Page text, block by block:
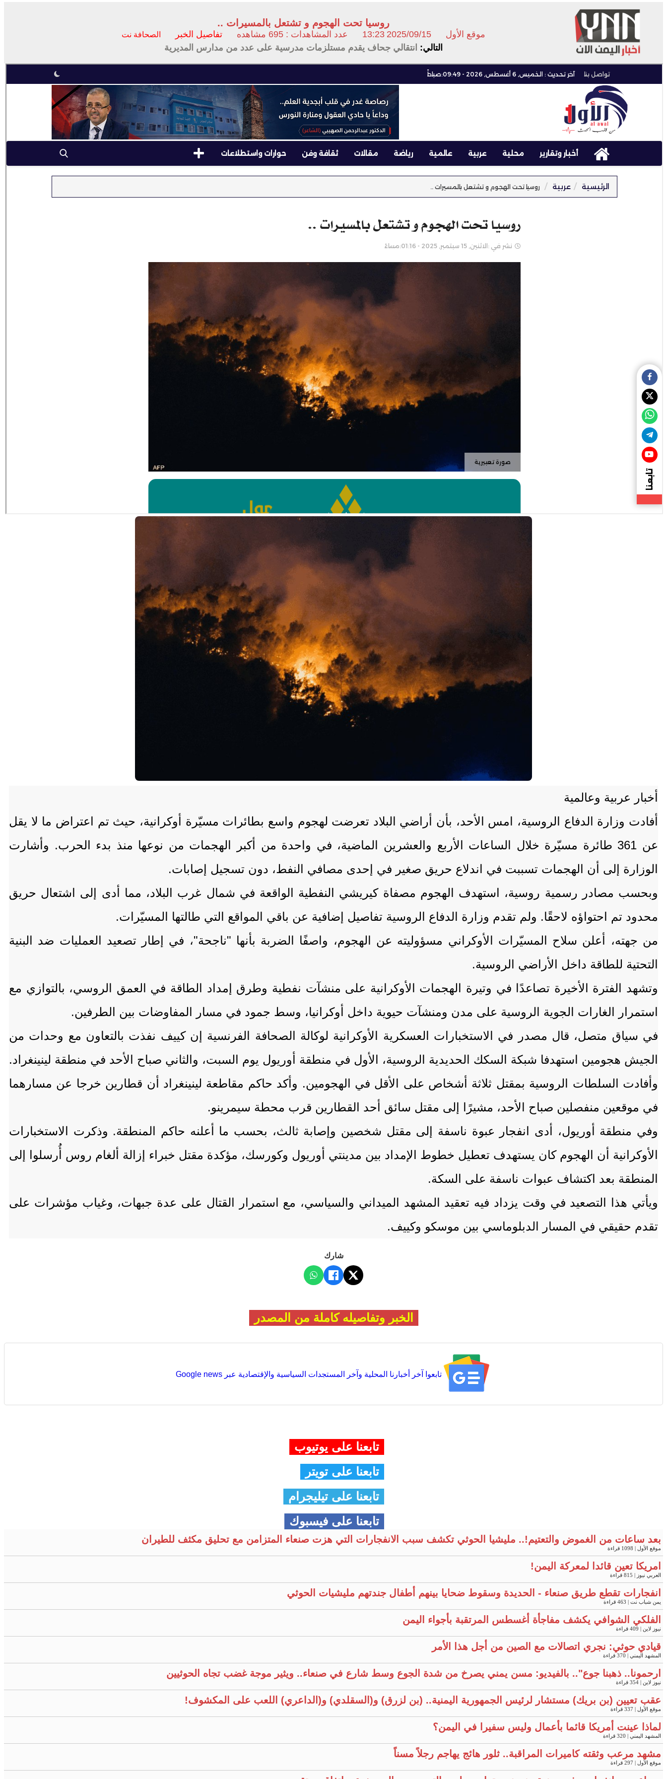
روسيا تحت الهجوم و تشتعل بالمسيرات ..
موقع الأول 2025/09/15
13:23 عدد المشاهدات : 695 مشاهده تفاصيل الخبر الصحافة نت
التالي: انتقالي جحاف يقدم مستلزمات مدرسية على عدد من مدارس المديرية
أخبار عربية وعالمية
أفادت وزارة الدفاع الروسية، امس الأحد، بأن أراضي البلاد تعرضت لهجوم واسع بطائرات مسيّرة أوكرانية، حيث تم اعتراض ما لا يقل
عن 361 طائرة مسيّرة خلال الساعات الأربع والعشرين الماضية، في واحدة من أكبر الهجمات من نوعها منذ بدء الحرب. وأشارت
الوزارة إلى أن الهجمات تسببت في اندلاع حريق صغير في إحدى مصافي النفط، دون تسجيل إصابات.
وبحسب مصادر رسمية روسية، استهدف الهجوم مصفاة كيريشي النفطية الواقعة في شمال غرب البلاد، مما أدى إلى اشتعال حريق
محدود تم احتواؤه لاحقًا. ولم تقدم وزارة الدفاع الروسية تفاصيل إضافية عن باقي المواقع التي طالتها المسيّرات.
من جهته، أعلن سلاح المسيّرات الأوكراني مسؤوليته عن الهجوم، واصفًا الضربة بأنها "ناجحة"، في إطار تصعيد العمليات ضد البنية
التحتية للطاقة داخل الأراضي الروسية.
وتشهد الفترة الأخيرة تصاعدًا في وتيرة الهجمات الأوكرانية على منشآت نفطية وطرق إمداد الطاقة في العمق الروسي، بالتوازي مع
استمرار الغارات الجوية الروسية على مدن ومنشآت حيوية داخل أوكرانيا، وسط جمود في مسار المفاوضات بين الطرفين.
في سياق متصل، قال مصدر في الاستخبارات العسكرية الأوكرانية لوكالة الصحافة الفرنسية إن كييف نفذت بالتعاون مع وحدات من
الجيش هجومين استهدفا شبكة السكك الحديدية الروسية، الأول في منطقة أوريول يوم السبت، والثاني صباح الأحد في منطقة لينينغراد.
وأفادت السلطات الروسية بمقتل ثلاثة أشخاص على الأقل في الهجومين. وأكد حاكم مقاطعة لينينغراد أن قطارين خرجا عن مسارهما
في موقعين منفصلين صباح الأحد، مشيرًا إلى مقتل سائق أحد القطارين قرب محطة سيمرينو.
وفي منطقة أوريول، أدى انفجار عبوة ناسفة إلى مقتل شخصين وإصابة ثالث، بحسب ما أعلنه حاكم المنطقة. وذكرت الاستخبارات
الأوكرانية أن الهجوم كان يستهدف تعطيل خطوط الإمداد بين مدينتي أوريول وكورسك، مؤكدة مقتل خبراء إزالة ألغام روس أُرسلوا إلى
المنطقة بعد اكتشاف عبوات ناسفة على السكة.
ويأتي هذا التصعيد في وقت يزداد فيه تعقيد المشهد الميداني والسياسي، مع استمرار القتال على عدة جبهات، وغياب مؤشرات على
تقدم حقيقي في المسار الدبلوماسي بين موسكو وكييف.
شارك
الخبر وتفاصيله كاملة من المصدر
تابعوا آخر أخبارنا المحلية وآخر المستجدات السياسية والإقتصادية عبر Google news
تابعنا على يوتيوب
تابعنا على تويتر
تابعنا على تيليجرام
تابعنا على فيسبوك
بعد ساعات من الغموض والتعتيم!.. مليشيا الحوثي تكشف سبب الانفجارات التي هزت صنعاء المتزامن مع تحليق مكثف للطيران
موقع الأول
امريكا تعين قائدا لمعركة اليمن!
العربي نيوز
انفجارات تقطع طريق صنعاء - الحديدة وسقوط ضحايا بينهم أطفال جندتهم مليشيات الحوثي
يمن شباب نت
الفلكي الشوافي يكشف مفاجأة أغسطس المرتقبة بأجواء اليمن
نيوز لاين
قيادي حوثي: نجري اتصالات مع الصين من أجل هذا الأمر
المشهد اليمني
ارحمونا.. ذهبنا جوع".. بالفيديو: مسن يمني يصرخ من شدة الجوع وسط شارع في صنعاء.. ويثير موجة غضب تجاه الحوثيين
نيوز لاين
عقب تعيين (بن بريك) مستشار لرئيس الجمهورية اليمنية.. (بن لزرق) و(السقلدي) و(الداعري) اللعب على المكشوف!
موقع الأول
لماذا عينت أمريكا قائما بأعمال وليس سفيرا في اليمن؟
المشهد اليمني
مشهد مرعب وثقته كاميرات المراقبة.. ثلور هائج يهاجم رجلاً مسناً
موقع الأول